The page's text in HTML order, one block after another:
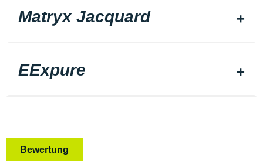
Matryx Jacquard
EExpure
Bewertung